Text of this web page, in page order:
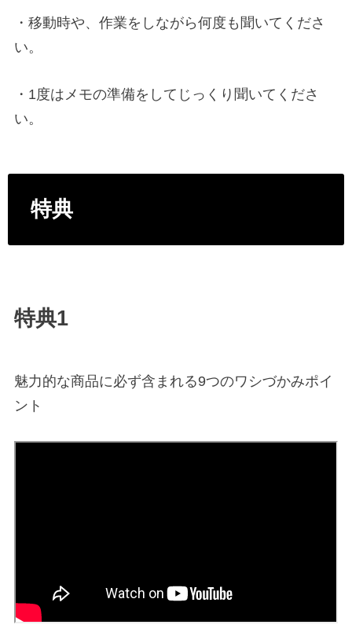
・移動時や、作業をしながら何度も聞いてくださ
い。
・1度はメモの準備をしてじっくり聞いてくださ
い。
特典
特典1
魅力的な商品に必ず含まれる9つのワシづかみポイ
ント